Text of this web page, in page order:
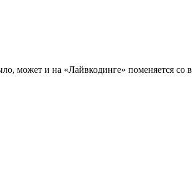
может и на «Лайвкодинге» поменяется со